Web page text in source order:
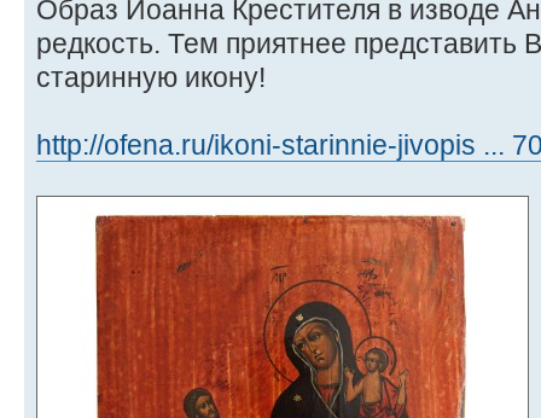
Образ Иоанна Крестителя в изводе
редкость. Тем приятнее
старинную икону!
http://ofena.ru/ikoni-starinnie-jivopis ...